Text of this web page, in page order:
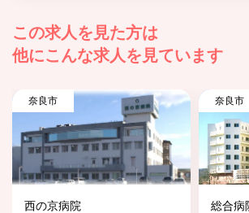
この求人を見た方は
他にこんな求人を見ています
奈良市
西の京病院
奈良市
総合病